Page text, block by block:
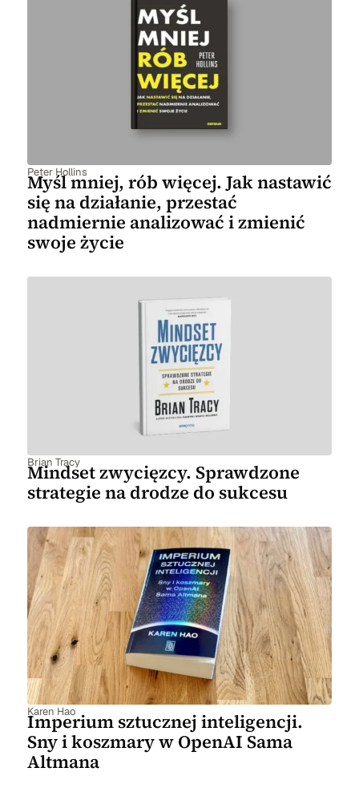
Peter Hollins
Myśl mniej, rób więcej. Jak nastawić
się na działanie, przestać
nadmiernie analizować i zmienić
swoje życie
Brian Tracy
Mindset zwycięzcy. Sprawdzone
strategie na drodze do sukcesu
Karen Hao
Imperium sztucznej inteligencji.
Sny i koszmary w OpenAI Sama
Altmana